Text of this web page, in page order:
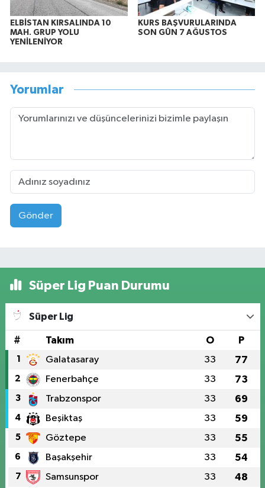
ELBİSTAN KIRSALINDA 10
MAH. GRUP YOLU
YENİLENİYOR
KURS BAŞVURULARINDA
SON GÜN 7 AĞUSTOS
Yorumlar
Gönder
Süper Lig Puan Durumu
Süper Lig
# Takım O P
1 Galatasaray 33 77
2 Fenerbahçe 33 73
3 Trabzonspor 33 69
4 Beşiktaş 33 59
5 Göztepe 33 55
6 Başakşehir 33 54
7 Samsunspor 33 48